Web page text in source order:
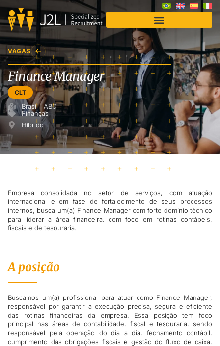
VAGAS
Finance Manager
CLT
Brasil
ABC
Finanças
Híbrido
Empresa consolidada no setor de serviços, com atuação
internacional e em fase de fortalecimento de seus processos
internos, busca um(a) Finance Manager com forte domínio técnico
para liderar a área financeira, com foco em rotinas contábeis,
fiscais e de tesouraria.
A posição
Buscamos um(a) profissional para atuar como Finance Manager,
responsável por garantir a execução precisa, segura e eficiente
das rotinas financeiras da empresa. Essa posição tem foco
principal nas áreas de contabilidade, fiscal e tesouraria, sendo
responsável pela operação do dia a dia, fechamento contábil,
cumprimento das obrigações fiscais e gestão do fluxo de caixa,